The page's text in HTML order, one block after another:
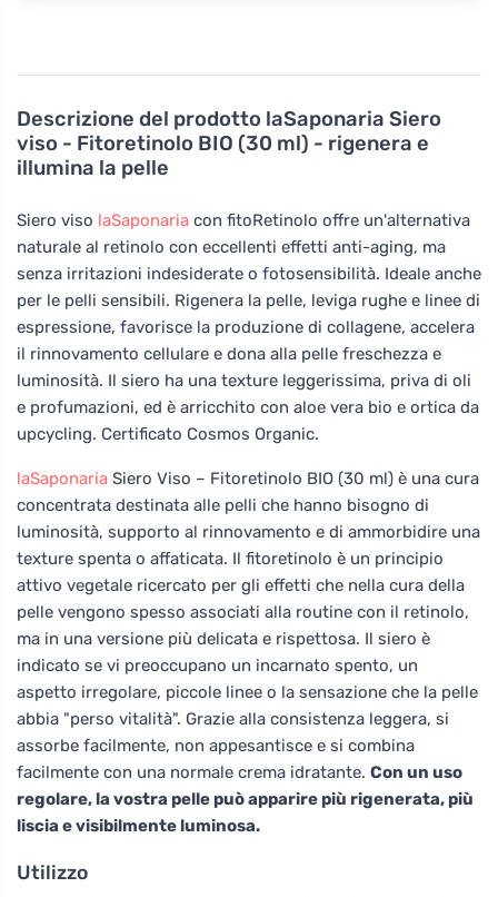
Descrizione del prodotto laSaponaria Siero
viso - Fitoretinolo BIO (30 ml) - rigenera e
illumina la pelle
Siero viso laSaponaria con fitoRetinolo offre un'alternativa
naturale al retinolo con eccellenti effetti anti-aging, ma
senza irritazioni indesiderate o fotosensibilità. Ideale anche
per le pelli sensibili. Rigenera la pelle, leviga rughe e linee di
espressione, favorisce la produzione di collagene, accelera
il rinnovamento cellulare e dona alla pelle freschezza e
luminosità. Il siero ha una texture leggerissima, priva di oli
e profumazioni, ed è arricchito con aloe vera bio e ortica da
upcycling. Certificato Cosmos Organic.
laSaponaria Siero Viso – Fitoretinolo BIO (30 ml) è una cura
concentrata destinata alle pelli che hanno bisogno di
luminosità, supporto al rinnovamento e di ammorbidire una
texture spenta o affaticata. Il fitoretinolo è un principio
attivo vegetale ricercato per gli effetti che nella cura della
pelle vengono spesso associati alla routine con il retinolo,
ma in una versione più delicata e rispettosa. Il siero è
indicato se vi preoccupano un incarnato spento, un
aspetto irregolare, piccole linee o la sensazione che la pelle
abbia "perso vitalità". Grazie alla consistenza leggera, si
assorbe facilmente, non appesantisce e si combina
facilmente con una normale crema idratante. Con un uso
regolare, la vostra pelle può apparire più rigenerata, più
liscia e visibilmente luminosa.
Utilizzo